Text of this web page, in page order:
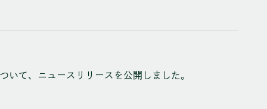
て、ニュースリリースを公開しました。